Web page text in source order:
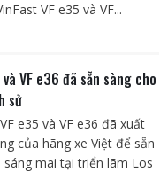
VF e35 và VF...
VF e36 đã sẵn sàng cho
sử
e35 và VF e36 đã xuất
của hãng xe Việt để sẵn
mai tại triển lãm Los